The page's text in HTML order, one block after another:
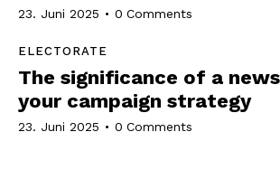
23. Juni 2025 0 Comments
ELECTORATE
The significance of a
your campaign strategy
23. Juni 2025 0 Comments